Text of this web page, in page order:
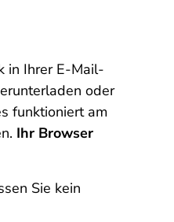
in Ihrer E-Mail-
oder
funktioniert am
Ihr Browser
Sie kein